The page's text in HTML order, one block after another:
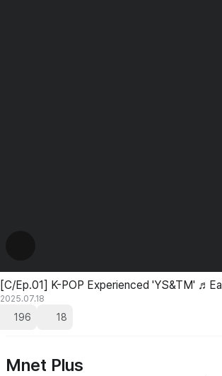
[C/Ep.01] K-POP Experienced 'YS&TM'
2025.07.18
196 18
Mnet Plus